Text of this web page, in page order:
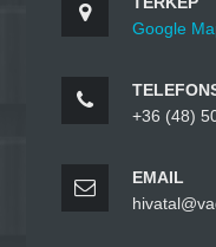
Google
+36 (48)
EMAIL